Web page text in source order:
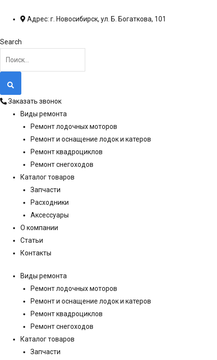
Адрес: г. Новосибирск, ул. Б. Богаткова, 101
Search
Заказать звонок
Виды ремонта
Ремонт лодочных моторов
Ремонт и оснащение лодок и катеров
Ремонт квадроциклов
Ремонт снегоходов
Каталог товаров
Запчасти
Расходники
Аксессуары
О компании
Статьи
Контакты
Виды ремонта
Ремонт лодочных моторов
Ремонт и оснащение лодок и катеров
Ремонт квадроциклов
Ремонт снегоходов
Каталог товаров
Запчасти